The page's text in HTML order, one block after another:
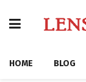
HOME BLOG